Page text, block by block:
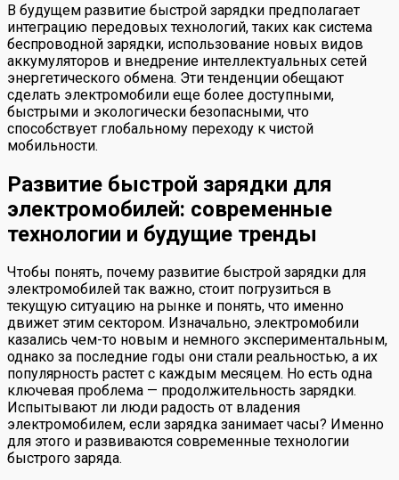
В будущем развитие быстрой зарядки предполагает
интеграцию передовых технологий, таких как система
беспроводной зарядки, использование новых видов
аккумуляторов и внедрение интеллектуальных сетей
энергетического обмена. Эти тенденции обещают
сделать электромобили еще более доступными,
быстрыми и экологически безопасными, что
способствует глобальному переходу к чистой
мобильности.
Развитие быстрой зарядки для
электромобилей: современные
технологии и будущие тренды
Чтобы понять, почему развитие быстрой зарядки для
электромобилей так важно, стоит погрузиться в
текущую ситуацию на рынке и понять, что именно
движет этим сектором. Изначально, электромобили
казались чем-то новым и немного экспериментальным,
однако за последние годы они стали реальностью, а их
популярность растет с каждым месяцем. Но есть одна
ключевая проблема — продолжительность зарядки.
Испытывают ли люди радость от владения
электромобилем, если зарядка занимает часы? Именно
для этого и развиваются современные технологии
быстрого заряда.